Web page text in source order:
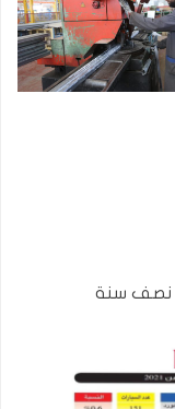
نصف سنة